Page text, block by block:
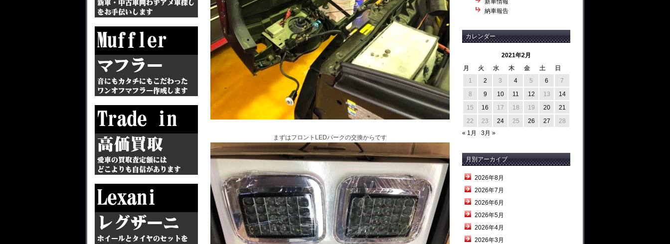
まずはフロントLEDパークの交換からです
新車情報
納車報告
カレンダー
2021年2月
月
火 水 木 金 土
日
1
2 3 4 5 6
7
8
9 10 11 12 13
14
15
16 17 18 19 20
21
22
23 24 25 26 27
28
« 1月
3月 »
月別アーカイブ
2026年8月
2026年7月
2026年6月
2026年5月
2026年4月
2026年3月